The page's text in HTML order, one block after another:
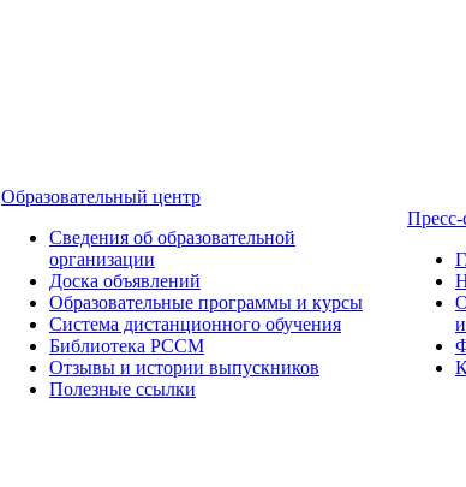
Образовательный центр
Сведения об образовательной
организации
Доска объявлений
Образовательные программы и курсы
Система дистанционного обучения
Библиотека РССМ
Отзывы и истории выпускников
Полезные ссылки
Пресс-